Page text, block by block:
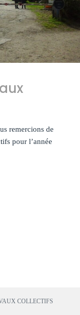
remercions de
pour l’année
COLLECTIFS